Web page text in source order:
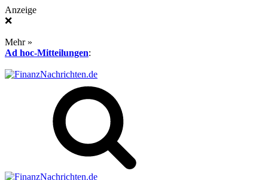
Anzeige
❌
Mehr »
Ad hoc-Mitteilungen: